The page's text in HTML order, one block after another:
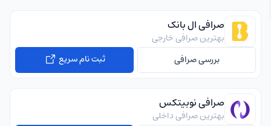
صرافی ال بانک
بهترین صرافی خارجی
بررسی صرافی
ثبت نام سریع
صرافی نوبیتکس
بهترین صرافی داخلی